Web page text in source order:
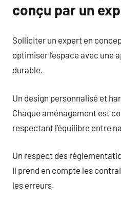
conçu par un
Solliciter un expert en
optimiser l’espace avec une
durable.
Un design personnalisé et
Chaque aménagement est
respectant l’équilibre entre
Un respect des
Il prend en compte les
les erreurs.